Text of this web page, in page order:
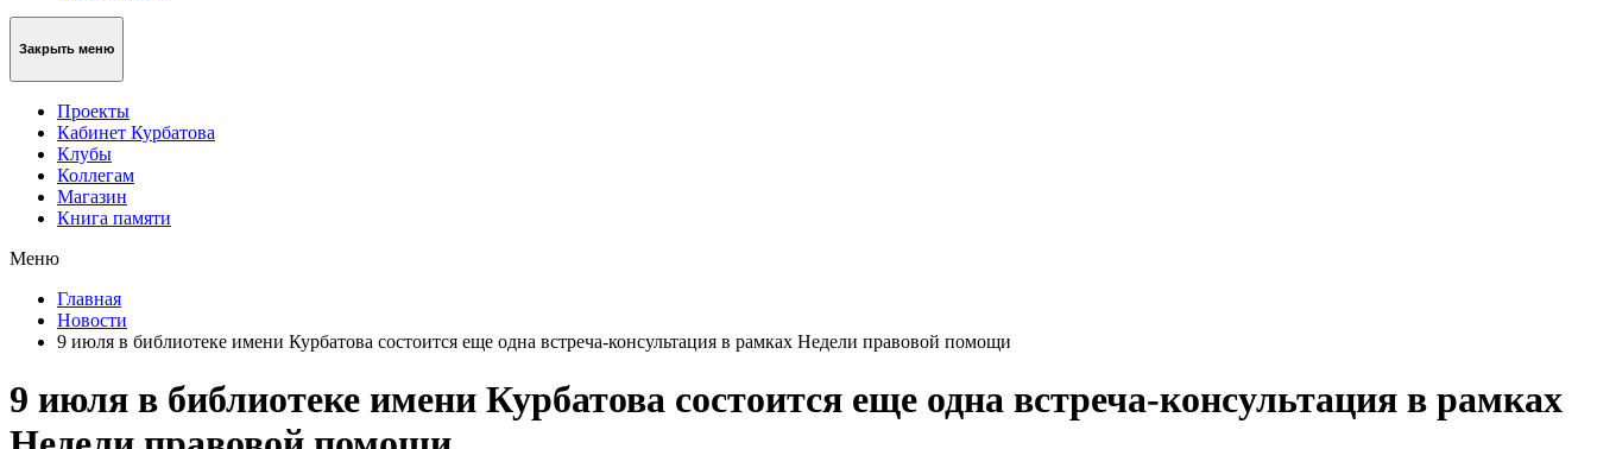
Закрыть меню
Проекты
Кабинет Курбатова
Клубы
Коллегам
Магазин
Книга памяти
Меню
Главная
Новости
9 июля в библиотеке имени Курбатова состоится еще одна встреча-консультация в рамках Недели правовой помощи
9 июля в библиотеке имени Курбатова состоится еще одна встреча-консультация в рамках